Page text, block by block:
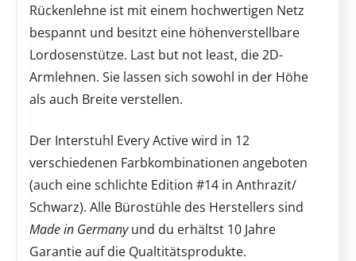
Rückenlehne ist mit einem hochwertigen Netz
bespannt und besitzt eine höhenverstellbare
Lordosenstütze. Last but not least, die 2D-
Armlehnen. Sie lassen sich sowohl in der Höhe
als auch Breite verstellen.
Der Interstuhl Every Active wird in 12
verschiedenen Farbkombinationen angeboten
(auch eine schlichte Edition #14 in Anthrazit/
Schwarz). Alle Bürostühle des Herstellers sind
Made in Germanyund du erhältst 10 Jahre
Garantie auf die Qualtitätsprodukte.